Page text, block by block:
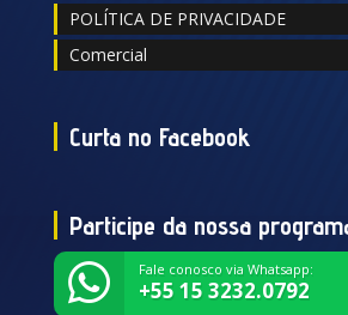
POLÍTICA DE PRIVACIDADE
Comercial
Curta no Facebook
Participe da nossa
Fale conosco via Whatsapp:
+55 15 3232.0792